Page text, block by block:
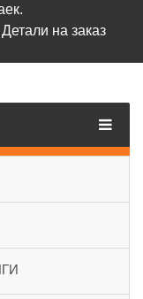
на заказ